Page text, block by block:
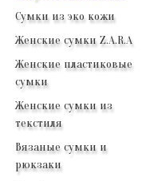
Сумки из эко кожи
Женские сумки Z.A.R.A
Женские пластиковые
сумки
Женские сумки из
текстиля
Вязаные сумки и
рюкзаки